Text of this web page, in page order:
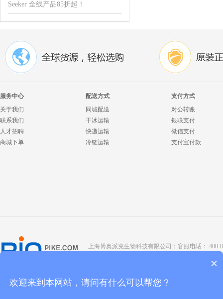
Seeker 全线产品85折起！
服务中心
关于我们
联系我们
人才招聘
商城下单
配送方式
同城配送
干冰运输
快递运输
冷链运输
支付方式
对公转账
银联支付
微信支付
支付宝付款
上海博奥派克生物科技有限公司；客服电话： 400-
京ICP备
×
欢迎来到本网站，请问有什么可以帮您？